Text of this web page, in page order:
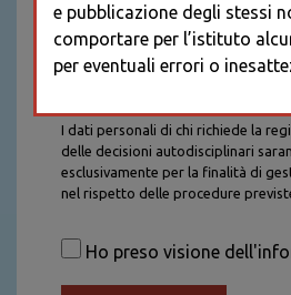
I dati personali di chi richiede la
delle decisioni autodisciplinari
esclusivamente per la finalità di
nel rispetto delle procedure
saranno trattati con tutte le cautele
saranno conservati per la durata
Ho preso visione
e pubblicazione degli stessi
comportare per l’istituto
per eventuali errori o